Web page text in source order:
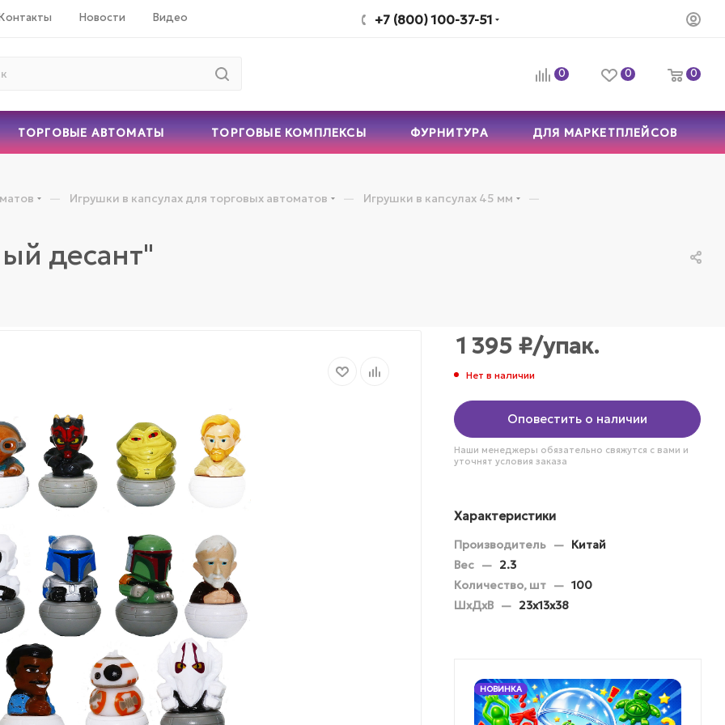
Новости Видео +7 (800) 100-37-51
0 0 0
ТОРГОВЫЕ АВТОМАТЫ ТОРГОВЫЕ КОМПЛЕКСЫ ФУРНИТУРА ДЛЯ МАРКЕТПЛЕЙСОВ
— Игрушки в капсулах для торговых автоматов — Игрушки в капсулах 45 мм —
десант"
1 395 ₽/упак.
Нет в наличии
Оповестить о наличии
Наши менеджеры обязательно свяжутся с вами и
уточнят условия заказа
Характеристики
Производитель — Китай
Вес — 2.3
Количество, шт — 100
ШхДхВ — 23х13х38
НОВИНКА